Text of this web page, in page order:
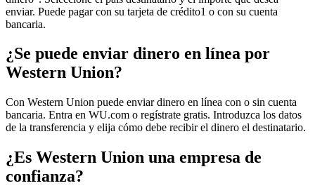
enviar. Puede pagar con su tarjeta de crédito1 o con su cuenta
bancaria.
¿Se puede enviar dinero en línea por
Western Union?
Con Western Union puede enviar dinero en línea con o sin cuenta
bancaria. Entra en WU.com o regístrate gratis. Introduzca los datos
de la transferencia y elija cómo debe recibir el dinero el destinatario.
¿Es Western Union una empresa de
confianza?